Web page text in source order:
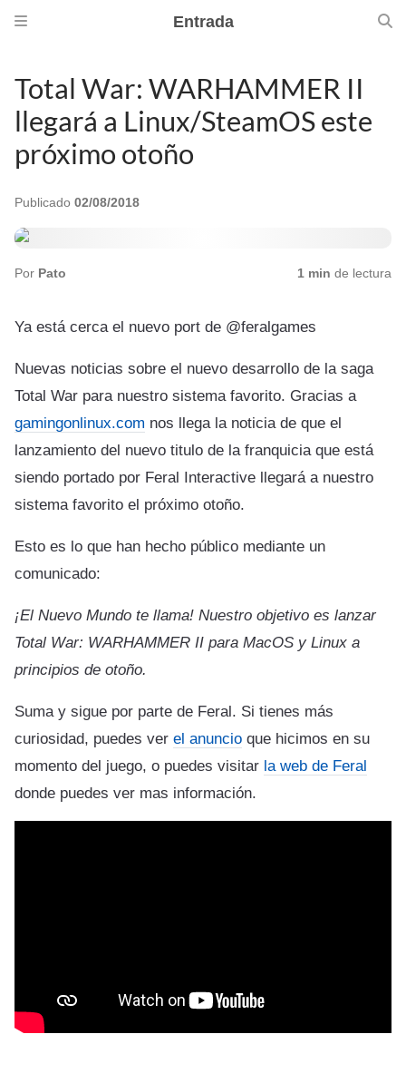
Entrada
Total War: WARHAMMER II
llegará a Linux/SteamOS este
próximo otoño
Publicado 02/08/2018
Por Pato 1 min de lectura
Ya está cerca el nuevo port de @feralgames
Nuevas noticias sobre el nuevo desarrollo de la saga
Total War para nuestro sistema favorito. Gracias a
gamingonlinux.com nos llega la noticia de que el
lanzamiento del nuevo titulo de la franquicia que está
siendo portado por Feral Interactive llegará a nuestro
sistema favorito el próximo otoño.
Esto es lo que han hecho público mediante un
comunicado:
¡El Nuevo Mundo te llama! Nuestro objetivo es lanzar
Total War: WARHAMMER II para MacOS y Linux a
principios de otoño.
Suma y sigue por parte de Feral. Si tienes más
curiosidad, puedes ver el anuncio que hicimos en su
momento del juego, o puedes visitar la web de Feral
donde puedes ver mas información.